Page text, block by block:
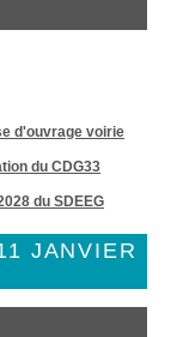
d'ouvrage voirie
du CDG33
du SDEEG
JANVIER